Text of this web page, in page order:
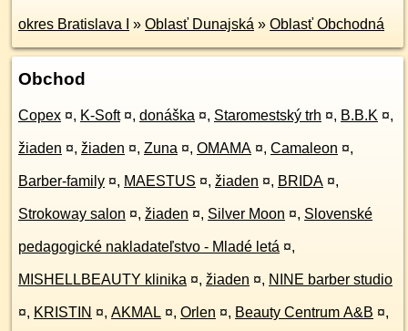
okres Bratislava I » Oblasť Dunajská » Oblasť Obchodná
Obchod
Copex ¤, K-Soft ¤, donáška ¤, Staromestský trh ¤, B.B.K ¤,
žiaden ¤, žiaden ¤, Zuna ¤, OMAMA ¤, Camaleon ¤,
Barber-family ¤, MAESTUS ¤, žiaden ¤, BRIDA ¤,
Strokoway salon ¤, žiaden ¤, Silver Moon ¤, Slovenské
pedagogické nakladateľstvo - Mladé letá ¤,
MISHELLBEAUTY klinika ¤, žiaden ¤, NINE barber studio
¤, KRISTIN ¤, AKMAL ¤, Orlen ¤, Beauty Centrum A&B ¤,